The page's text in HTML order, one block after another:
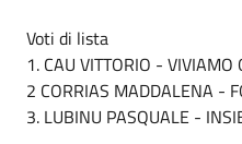
Voti di lista
1. CAU VITTORIO - VIVIAMO
2 CORRIAS MADDALENA -
3. LUBINU PASQUALE -